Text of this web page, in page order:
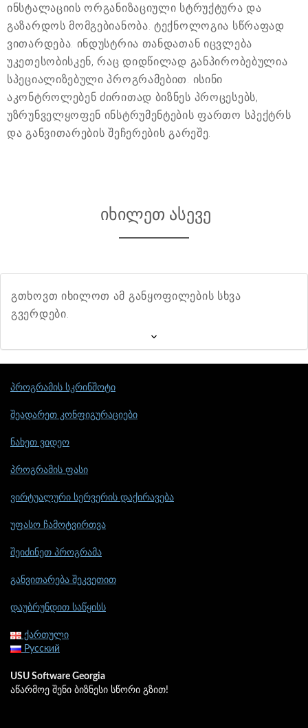
ინსტალაციის ორგანიზაციული სტრუქტურა და
გაზარდოს მომგებიანობა. ტექნოლოგია სწრაფად
ვითარდება. ინდუსტრია თანდათან იცვლება
უკეთესობისკენ, რაც დიდწილად განპირობებულია
სპეციალიზებული პროგრამებით. ისინი
აკონტროლებენ ძირითად ბიზნეს პროცესებს,
უზრუნველყოფენ ინსტრუმენტების ფართო სპექტრს
და განვითარების შეჩერების გარეშე.
იხილეთ ასევე
გთხოვთ იხილოთ ამ განყოფილების სხვა
გვერდები.
პროგრამის სკრინშოტი
შეადარეთ კონფიგურაციები
ნახეთ ვიდეო
პროგრამის ფასი
ვირტუალური სერვერის დაქირავება
უფასო ჩამოტვირთვა
შეიძინეთ პროგრამა
განვითარება შეკვეთით
დაუბრუნდით საწყისს
ქართული
Русский
USU Software Georgia
აწარმოე შენი ბიზნესი სწორი გზით!